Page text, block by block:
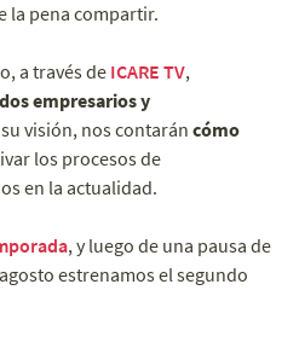
la pena compartir.
a través de ICARE TV,
empresarios y
visión, nos contarán cómo
los procesos de
en la actualidad.
, y luego de una pausa de
estrenamos el segundo